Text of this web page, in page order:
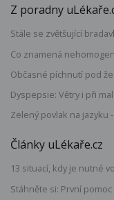
Z poradny
Stále se zvětšující
Co znamená
Občasné píchnutí pod
Dyspepsie: Větry i při
Zelený povlak na jazyku
Články uLékaře.cz
13 situací, kdy je nutné
Stáhněte si: První